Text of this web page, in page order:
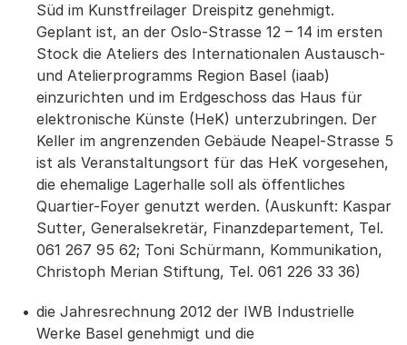
Süd im Kunstfreilager Dreispitz genehmigt.
Geplant ist, an der Oslo-Strasse 12 – 14 im ersten
Stock die Ateliers des Internationalen Austausch-
und Atelierprogramms Region Basel (iaab)
einzurichten und im Erdgeschoss das Haus für
elektronische Künste (HeK) unterzubringen. Der
Keller im angrenzenden Gebäude Neapel-Strasse 5
ist als Veranstaltungsort für das HeK vorgesehen,
die ehemalige Lagerhalle soll als öffentliches
Quartier-Foyer genutzt werden. (Auskunft: Kaspar
Sutter, Generalsekretär, Finanzdepartement, Tel.
061 267 95 62; Toni Schürmann, Kommunikation,
Christoph Merian Stiftung, Tel. 061 226 33 36)
die Jahresrechnung 2012 der IWB Industrielle
Werke Basel genehmigt und die